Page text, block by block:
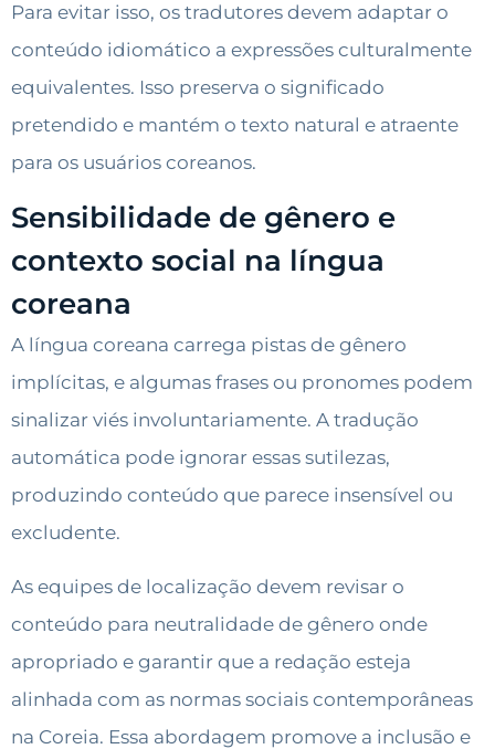
Para evitar isso, os tradutores devem adaptar o
conteúdo idiomático a expressões culturalmente
equivalentes. Isso preserva o significado
pretendido e mantém o texto natural e atraente
para os usuários coreanos.
Sensibilidade de gênero e
contexto social na língua
coreana
A língua coreana carrega pistas de gênero
implícitas, e algumas frases ou pronomes podem
sinalizar viés involuntariamente. A tradução
automática pode ignorar essas sutilezas,
produzindo conteúdo que parece insensível ou
excludente.
As equipes de localização devem revisar o
conteúdo para neutralidade de gênero onde
apropriado e garantir que a redação esteja
alinhada com as normas sociais contemporâneas
na Coreia. Essa abordagem promove a inclusão e